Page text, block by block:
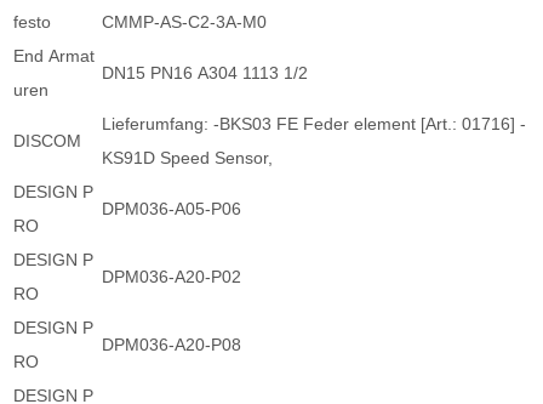
festo
CMMP-AS-C2-3A-M0
End Armat
uren
DN15 PN16 A304 1113 1/2
DISCOM
Lieferumfang: -BKS03 FE Feder element [Art.: 01716] -
KS91D Speed Sensor,
DESIGN P
RO
DPM036-A05-P06
DESIGN P
RO
DPM036-A20-P02
DESIGN P
RO
DPM036-A20-P08
DESIGN P